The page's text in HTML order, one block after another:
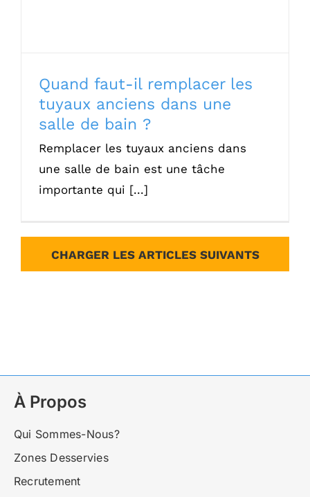
Quand faut-il remplacer les
tuyaux anciens dans une
salle de bain ?
Remplacer les tuyaux anciens dans
une salle de bain est une tâche
importante qui [...]
CHARGER LES ARTICLES SUIVANTS
À Propos
Qui Sommes-Nous?
Zones Desservies
Recrutement